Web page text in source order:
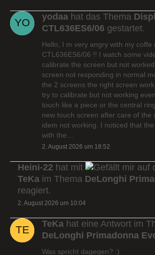
yodaa hat das Thema
CTL636ES6/06 gestartet.
Hello, I m very angry with my coffe
CTL636ES6/06 !! I watch some
calibrate the screen but not
screen not responding in normal
the 2 screens the right screen
try to calibrate but not working
touch like a piece or the central
new touch screen after care of the
idem not working. I noticed that
with the…
2. August 2026 um 18:52
Heini-22 hat mit
auf
TeKa im Thema DeLonghi
reagiert.
2. August 2026 um 10:04
TeKa hat eine Antwort im
DeLonghi Primadonna
Was spricht dagegen? :)